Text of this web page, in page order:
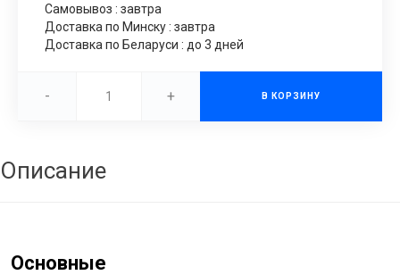
Самовывоз : завтра
Доставка по Минску : завтра
Доставка по Беларуси : до 3 дней
- + В КОРЗИНУ
Описание
Основные